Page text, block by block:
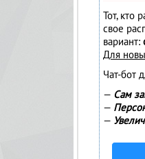
Тот, кто
свое
вариант:
Для
Чат-бот
— Сам
—
—